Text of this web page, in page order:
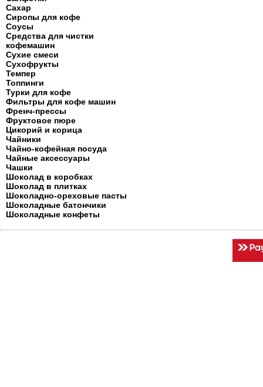
Сахар
Сиропы для кофе
Соусы
Средства для чистки
кофемашин
Сухие смеси
Сухофрукты
Темпер
Топпинги
Турки для кофе
Фильтры для кофе машин
Френч-прессы
Фруктовое пюре
Цикорий и корица
Чайники
Чайно-кофейная посуда
Чайные аксессуары
Чашки
Шоколад в коробках
Шоколад в плитках
Шоколадно-ореховые пасты
Шоколадные батончики
Шоколадные конфеты